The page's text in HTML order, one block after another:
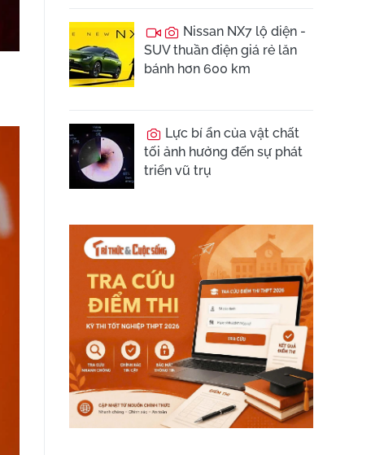
Nissan NX7 lộ diện -
SUV thuần điện giá rẻ lăn
bánh hơn 600 km
Lực bí ẩn của vật chất
tối ảnh hưởng đến sự phát
triển vũ trụ